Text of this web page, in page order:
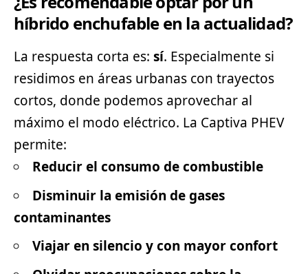
híbrido enchufable en la actualidad?
La respuesta corta es: sí. Especialmente si
residimos en áreas urbanas con trayectos
cortos, donde podemos aprovechar al
máximo el modo eléctrico. La Captiva PHEV
permite:
Reducir el consumo de combustible
Disminuir la emisión de gases
contaminantes
Viajar en silencio y con mayor confort